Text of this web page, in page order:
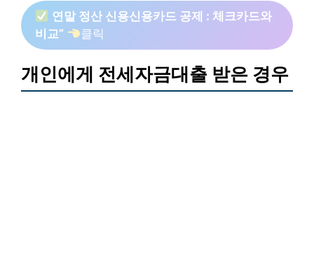
연말 정산 신용신용카드 공제 : 체크카드와
비교”
클릭
개인에게 전세자금대출 받은 경우